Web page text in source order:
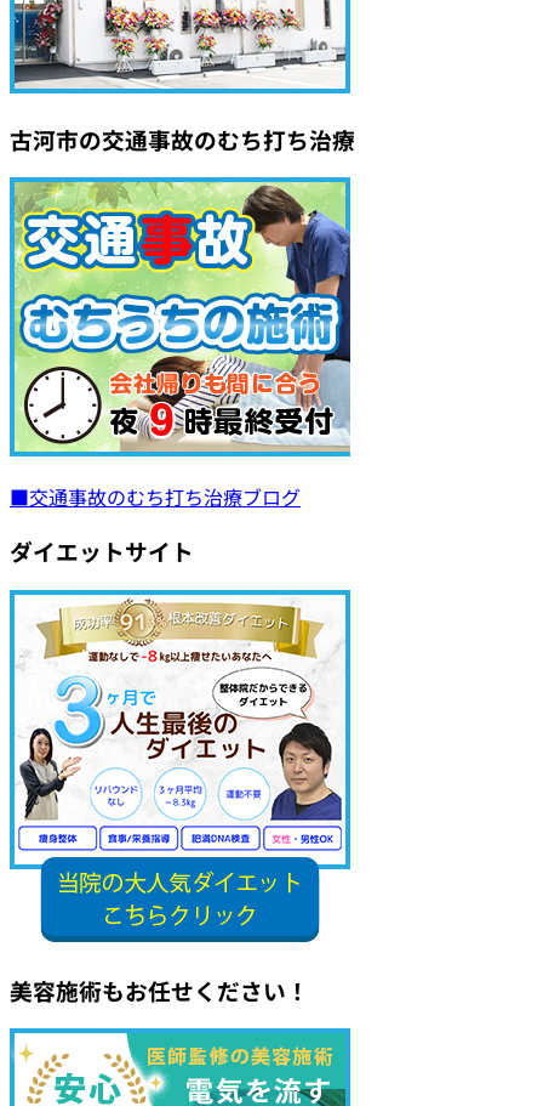
古河市の交通事故のむち打ち治療
■交通事故のむち打ち治療ブログ
ダイエットサイト
美容施術もお任せください！